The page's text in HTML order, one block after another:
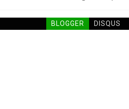
BLOGGER DISQUS